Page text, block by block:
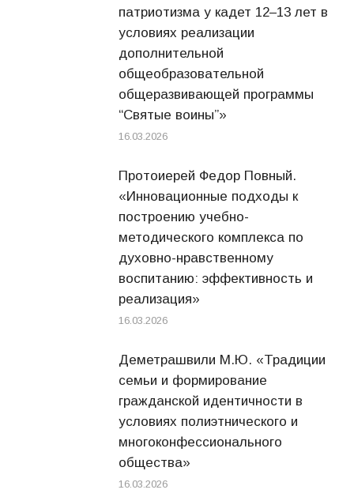
патриотизма у кадет 12–13 лет в
условиях реализации
дополнительной
общеобразовательной
общеразвивающей программы
“Святые воины”»
16.03.2026
Протоиерей Федор Повный.
«Инновационные подходы к
построению учебно-
методического комплекса по
духовно-нравственному
воспитанию: эффективность и
реализация»
16.03.2026
Деметрашвили М.Ю. «Традиции
семьи и формирование
гражданской идентичности в
условиях полиэтнического и
многоконфессионального
общества»
16.03.2026